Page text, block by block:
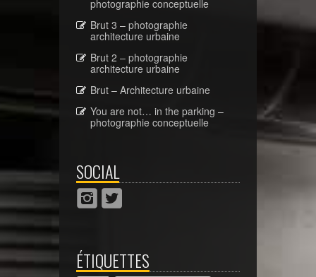
photographie conceptuelle
Brut 3 – photographie
architecture urbaine
Brut 2 – photographie
architecture urbaine
Brut – Architecture urbaine
You are not… in the parking –
photographie conceptuelle
SOCIAL
ÉTIQUETTES